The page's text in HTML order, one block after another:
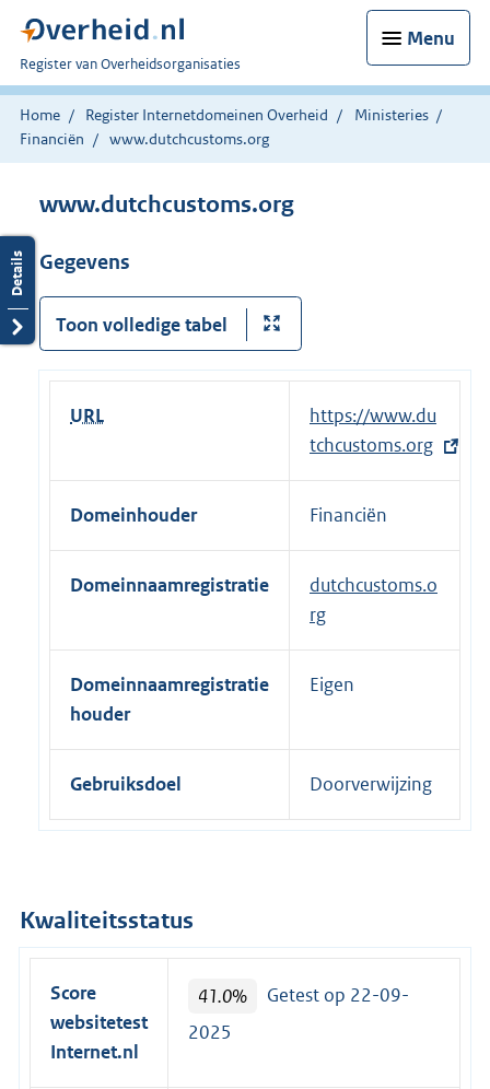
Menu
U
bent
nu
hier:
Register van Overheidsorganisaties
Home Register Internetdomeinen Overheid
Ministeries
Financiën
www.dutchcustoms.org
www.dutchcustoms.org
Gegevens
Toon volledige tabel
URL
E
x
t
e
e
l
i
n
https://www.du
tchcustoms.org
Domeinhouder Financiën
Domeinnaamregistratie
dutchcustoms.o
rg
Domeinnaamregistratie
houder
Eigen
Gebruiksdoel Doorverwijzing
Kwaliteitsstatus
Score
websitetest
Internet.nl
41.0%
Getest op 22-09-
2025